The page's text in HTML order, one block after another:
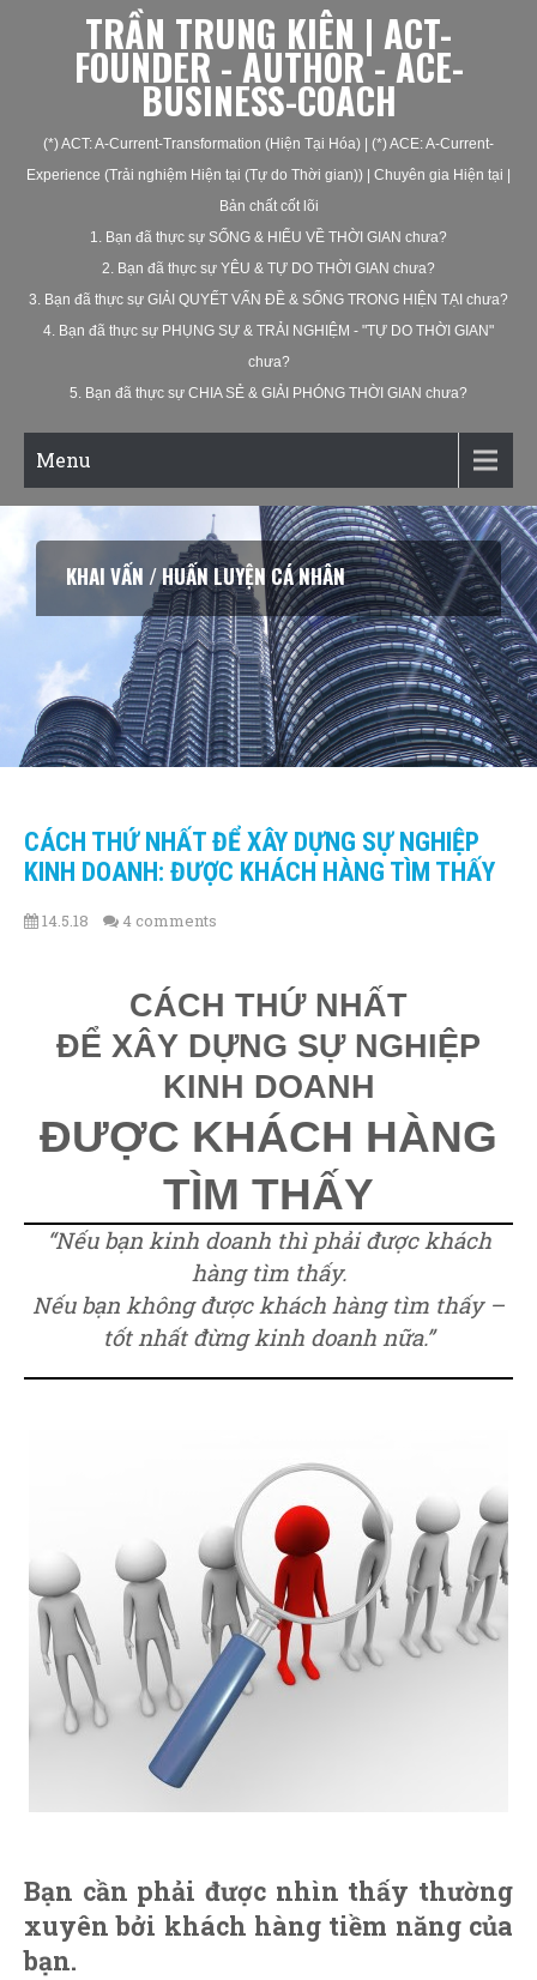
TRẦN TRUNG KIÊN | ACT-
FOUNDER - AUTHOR - ACE-
BUSINESS-COACH
(*) ACT: A-Current-Transformation (Hiện Tại Hóa) | (*) ACE: A-Current-
Experience (Trải nghiệm Hiện tại (Tự do Thời gian)) | Chuyên gia Hiện tại |
Bản chất cốt lõi
1. Bạn đã thực sự SỐNG & HIỂU VỀ THỜI GIAN chưa?
2. Bạn đã thực sự YÊU & TỰ DO THỜI GIAN chưa?
3. Bạn đã thực sự GIẢI QUYẾT VẤN ĐỀ & SỐNG TRONG HIỆN TẠI chưa?
4. Bạn đã thực sự PHỤNG SỰ & TRẢI NGHIỆM - "TỰ DO THỜI GIAN"
chưa?
5. Bạn đã thực sự CHIA SẺ & GIẢI PHÓNG THỜI GIAN chưa?
Menu
KHAI VẤN / HUẤN LUYỆN CÁ NHÂN
CÁCH THỨ NHẤT ĐỂ XÂY DỰNG SỰ NGHIỆP
KINH DOANH: ĐƯỢC KHÁCH HÀNG TÌM THẤY
14.5.18 4 comments
CÁCH THỨ NHẤT
ĐỂ XÂY DỰNG SỰ NGHIỆP
KINH DOANH
ĐƯỢC KHÁCH HÀNG
TÌM THẤY
“Nếu bạn kinh doanh thì phải được khách
hàng tìm thấy.
Nếu bạn không được khách hàng tìm thấy –
tốt nhất đừng kinh doanh nữa.”
Bạn cần phải được nhìn thấy thường
xuyên bởi khách hàng tiềm năng của
bạn.